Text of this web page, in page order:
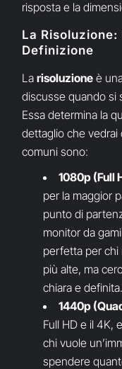
risposta e la
La
Definizione
Larisoluzione è
discusse quando si
Essa determina la
dettaglio che vedrai
comuni sono:
1080p (Full
per la maggior
punto di
monitor da
perfetta per chi
più alte, ma
chiara e definita.
1440p
Full HD e il 4K,
chi vuole
spendere